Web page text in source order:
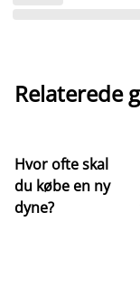
Relaterede
Hvor ofte skal
du købe en ny
dyne?